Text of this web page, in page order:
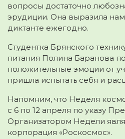
вопросы достаточно
эрудиции. Она выразила
диктанте ежегодно.
Студентка Брянского
питания Полина Баранова
положительные эмоции от
пришла испытать себя и
Напомним, что Неделя
с 6 по 12 апреля по указу
Организатором Недели
корпорация «Роскосмос».